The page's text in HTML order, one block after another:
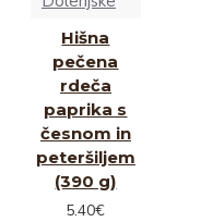
Hišna
pečena
rdeča
paprika s
česnom in
peteršiljem
(390 g)
5.40€